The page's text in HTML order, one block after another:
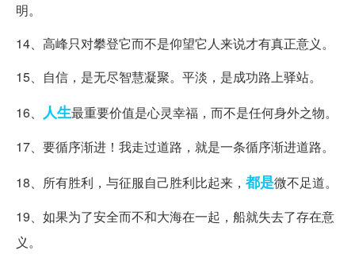
明。
14、高峰只对攀登它而不是仰望它人来说才有真正意义。
15、自信，是无尽智慧凝聚。平淡，是成功路上驿站。
16、 人生最重要价值是心灵幸福，而不是任何身外之物。
17、要循序渐进！我走过道路，就是一条循序渐进道路。
18、所有胜利，与征服自己胜利比起来， 都是微不足道。
19、如果为了安全而不和大海在一起，船就失去了存在意
义。